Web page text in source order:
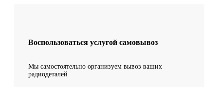
Воспользоваться услугой самовывоз
Мы самостоятельно организуем вывоз ваших
радиодеталей